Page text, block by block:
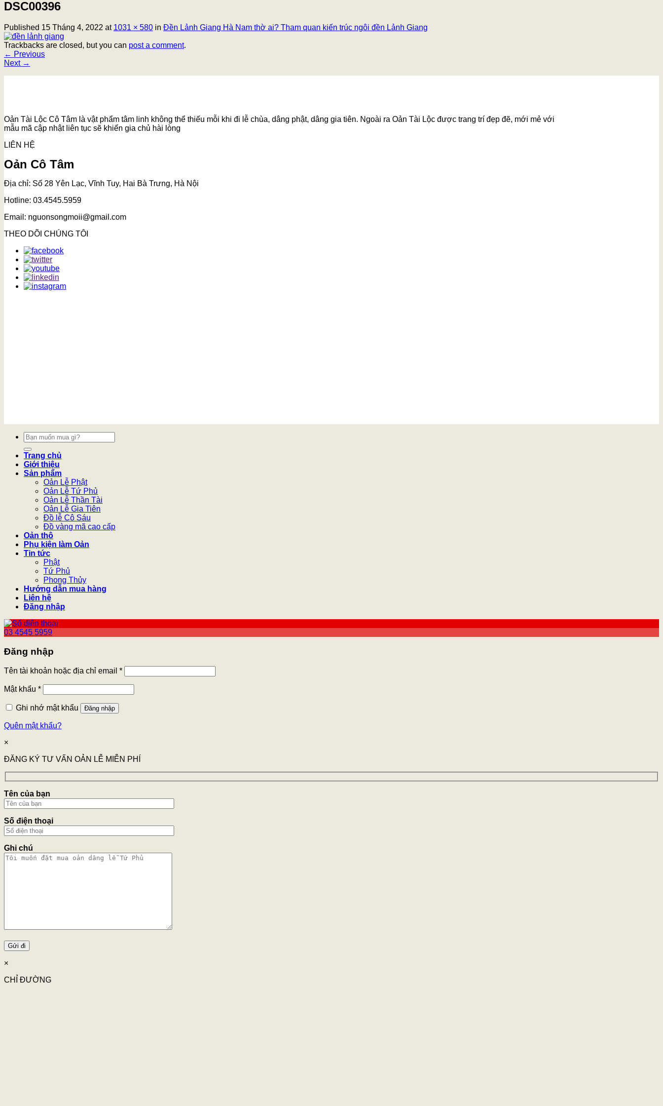
DSC00396
Published 15 Tháng 4, 2022 at 1031 × 580 in Đền Lảnh Giang Hà Nam thờ ai? Tham quan kiến trúc ngôi đền Lảnh Giang
Trackbacks are closed, but you can post a comment.
← Previous
Next →
Oản Tài Lộc Cô Tâm là vật phẩm tâm linh không thể thiếu mỗi khi đi lễ chùa, dâng phật, dâng gia tiên. Ngoài ra Oản Tài Lộc được trang trí đẹp đẽ, mới mẻ với
mẫu mã cập nhật liên tục sẽ khiến gia chủ hài lòng
LIÊN HỆ
Oản Cô Tâm
Địa chỉ: Số 28 Yên Lạc, Vĩnh Tuy, Hai Bà Trưng, Hà Nội
Hotline: 03.4545.5959
Email: nguonsongmoii@gmail.com
THEO DÕI CHÚNG TÔI
Tìm
kiếm:
Trang chủ
Giới thiệu
Sản phẩm
Oản Lễ Phật
Oản Lễ Tứ Phủ
Oản Lễ Thần Tài
Oản Lễ Gia Tiên
Đồ lễ Cô Sáu
Đồ vàng mã cao cấp
Oản thô
Phụ kiện làm Oản
Tin tức
Phật
Tứ Phủ
Phong Thủy
Hướng dẫn mua hàng
Liên hệ
Đăng nhập
03 4545 5959
Đăng nhập
Tên tài khoản hoặc địa chỉ email *
Mật khẩu *
Ghi nhớ mật khẩu Đăng nhập
Quên mật khẩu?
×
ĐĂNG KÝ TƯ VẤN OẢN LỄ MIỄN PHÍ
Tên của bạn
Số điện thoại
Ghi chú
×
CHỈ ĐƯỜNG